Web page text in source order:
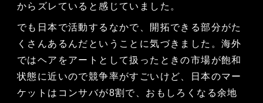
からズレていると感じていました。
でも日本で活動するなかで、開拓できる部分がた
くさんあるんだということに気づきました。海外
ではヘアをアートとして扱ったときの市場が飽和
状態に近いので競争率がすごいけど、日本のマー
ケットはコンサバが8割で、おもしろくなる余地